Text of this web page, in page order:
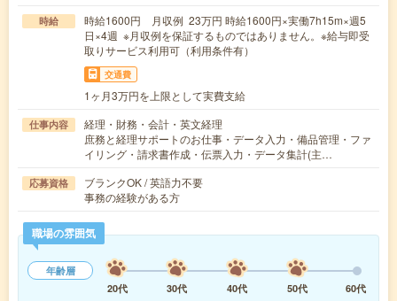
時給
時給1600円 月収例 23万円 時給1600円×実働7h15m×週5
日×4週 ※月収例を保証するものではありません。※給与即受
取りサービス利用可（利用条件有）
交通費
1ヶ月3万円を上限として実費支給
仕事内容
経理・財務・会計・英文経理
庶務と経理サポートのお仕事・データ入力・備品管理・ファ
イリング・請求書作成・伝票入力・データ集計(主…
応募資格
ブランクOK / 英語力不要
事務の経験がある方
職場の雰囲気
年齢層
20代
30代 40代 50代 60代